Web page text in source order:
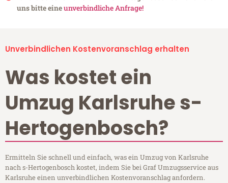
uns bitte eineunverbindliche Anfrage!
Unverbindlichen Kostenvoranschlag erhalten
Was kostet ein
Umzug Karlsruhe s-
Hertogenbosch?
Ermitteln Sie schnell und einfach, was ein Umzug von Karlsruhe
nach s-Hertogenbosch kostet, indem Sie bei Graf Umzugsservice aus
Karlsruhe einen unverbindlichen Kostenvoranschlag anfordern.